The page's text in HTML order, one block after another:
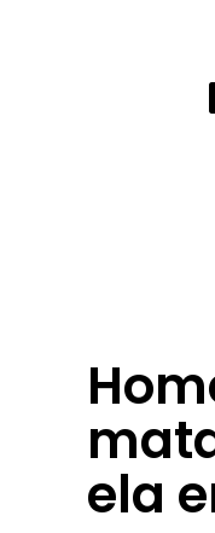
ela